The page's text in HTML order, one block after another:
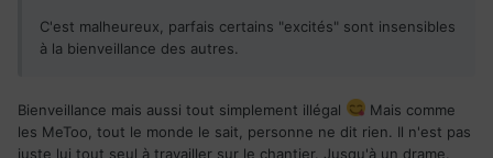
C'est malheureux, parfais certains "excités" sont insensibles
à la bienveillance des autres.
Bienveillance mais aussi tout simplement illégal
Mais comme
les MeToo, tout le monde le sait, personne ne dit rien. Il n'est pas
juste lui tout seul à travailler sur le chantier. Jusqu'à un drame.